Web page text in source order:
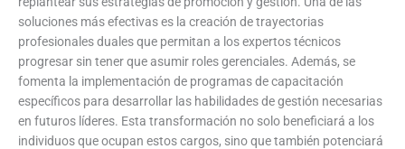
soluciones más efectivas es la creación de trayectorias
profesionales duales que permitan a los expertos técnicos
progresar sin tener que asumir roles gerenciales. Además, se
fomenta la implementación de programas de capacitación
específicos para desarrollar las habilidades de gestión necesarias
en futuros líderes. Esta transformación no solo beneficiará a los
individuos que ocupan estos cargos, sino que también potenciará